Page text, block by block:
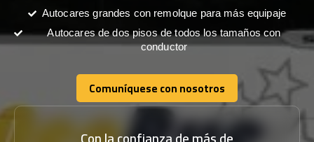
Autocares grandes con remolque para más equipaje
Autocares de dos pisos de todos los tamaños con
conductor
Comuníquese con nosotros
Comuníquese con nosotros